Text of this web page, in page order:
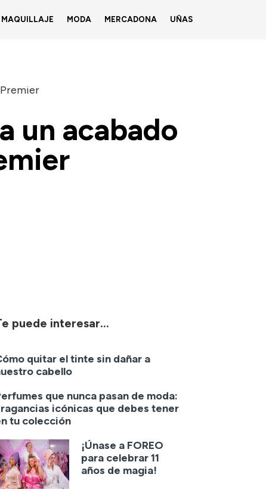
MAQUILLAJE MODA MERCADONA UÑAS
un acabado
puede interesar...
quitar el tinte sin dañar a
cabello
que nunca pasan de moda:
icónicas que debes tener
tu colección
¡Únase a FOREO
para celebrar 11
años de magia!